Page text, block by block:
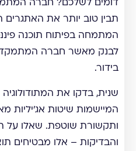
דומים לשלכם? חברה
תבין טוב יותר את האתגרים
המתמחה בפיתוח תוכנה
לבנק מאשר חברה
בידור.
שנית, בדקו את
המיישמות שיטות אג'יליות
ותקשורת שוטפת. שאלו על
והבדיקות – אלו מבטיחים